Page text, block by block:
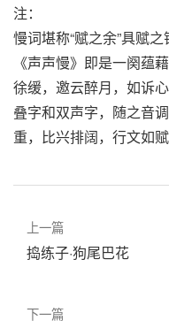
注：
慢词堪称“赋之余”具赋
《声声慢》即是一阕蕴
徐缓，邀云醉月，如诉
叠字和双声字，随之音
重，比兴排阔，行文如赋
上一篇
捣练子·狗尾巴花
下一篇